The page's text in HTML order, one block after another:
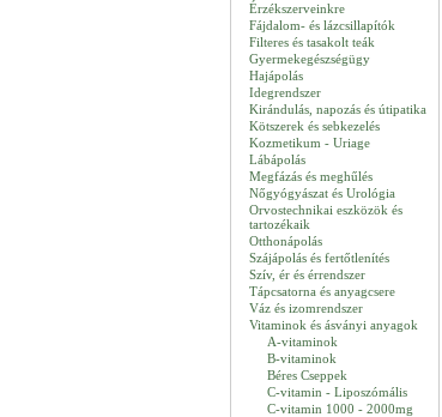
Érzékszerveinkre
Fájdalom- és lázcsillapítók
Filteres és tasakolt teák
Gyermekegészségügy
Hajápolás
Idegrendszer
Kirándulás, napozás és útipatika
Kötszerek és sebkezelés
Kozmetikum - Uriage
Lábápolás
Megfázás és meghűlés
Nőgyógyászat és Urológia
Orvostechnikai eszközök és
tartozékaik
Otthonápolás
Szájápolás és fertőtlenítés
Szív, ér és érrendszer
Tápcsatorna és anyagcsere
Váz és izomrendszer
Vitaminok és ásványi anyagok
A-vitaminok
B-vitaminok
Béres Cseppek
C-vitamin - Liposzómális
C-vitamin 1000 - 2000mg